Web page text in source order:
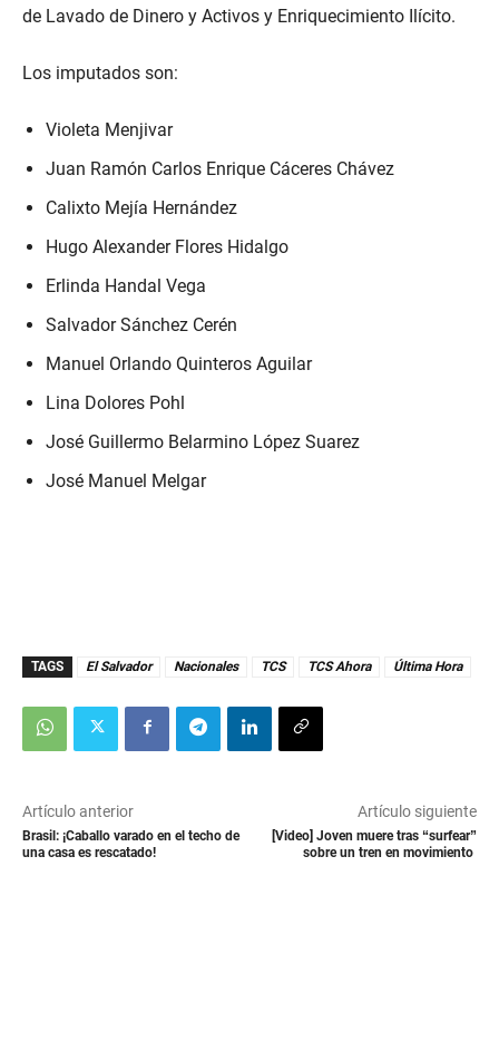
de Lavado de Dinero y Activos y Enriquecimiento Ilícito.
Los imputados son:
Violeta Menjivar
Juan Ramón Carlos Enrique Cáceres Chávez
Calixto Mejía Hernández
Hugo Alexander Flores Hidalgo
Erlinda Handal Vega
Salvador Sánchez Cerén
Manuel Orlando Quinteros Aguilar
Lina Dolores Pohl
José Guillermo Belarmino López Suarez
José Manuel Melgar
TAGS El Salvador Nacionales TCS TCS Ahora Última Hora
Artículo anterior
Brasil: ¡Caballo varado en el techo de
una casa es rescatado!
Artículo siguiente
[Video] Joven muere tras “surfear”
sobre un tren en movimiento